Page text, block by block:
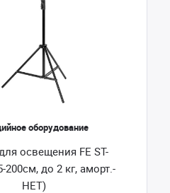
оборудование
освещения FE ST-
200см, до 2 кг, аморт.-
НЕТ)